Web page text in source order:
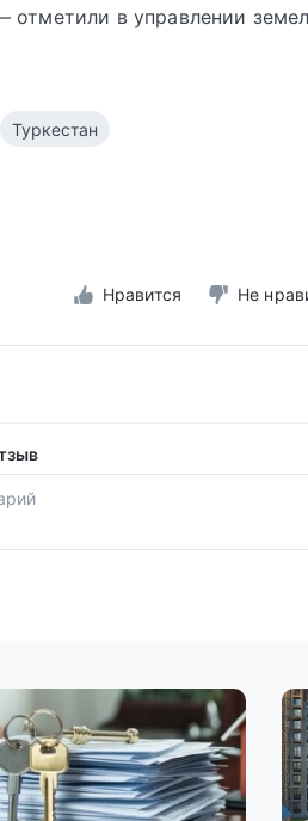
отметили в управлении
Туркестан
Нравится Не